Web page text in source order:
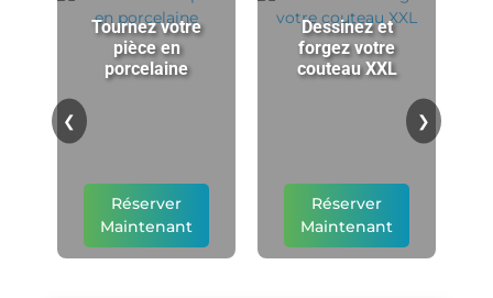
Tournez votre
pièce en
porcelaine
Réserver
Maintenant
Dessinez et
forgez votre
couteau XXL
Réserver
Maintenant
❮ ❯